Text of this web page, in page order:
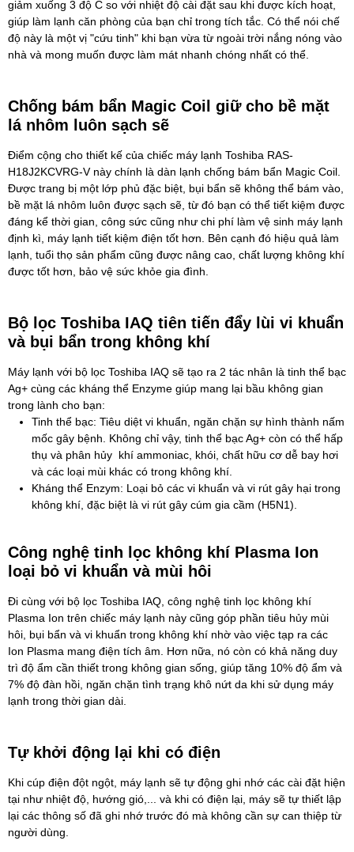
giảm xuống 3 độ C so với nhiệt độ cài đặt sau khi được kích hoạt,
giúp làm lạnh căn phòng của bạn chỉ trong tích tắc. Có thể nói chế
độ này là một vị "cứu tinh" khi bạn vừa từ ngoài trời nắng nóng vào
nhà và mong muốn được làm mát nhanh chóng nhất có thể.
Chống bám bẩn Magic Coil giữ cho bề mặt
lá nhôm luôn sạch sẽ
Điểm cộng cho thiết kế của chiếc máy lạnh Toshiba RAS-
H18J2KCVRG-V này chính là dàn lạnh chống bám bẩn Magic Coil.
Được trang bị một lớp phủ đặc biệt, bụi bẩn sẽ không thể bám vào,
bề mặt lá nhôm luôn được sạch sẽ, từ đó bạn có thể tiết kiệm được
đáng kể thời gian, công sức cũng như chi phí làm vệ sinh máy lạnh
định kì, máy lạnh tiết kiệm điện tốt hơn. Bên cạnh đó hiệu quả làm
lạnh, tuổi thọ sản phẩm cũng được nâng cao, chất lượng không khí
được tốt hơn, bảo vệ sức khỏe gia đình.
Bộ lọc Toshiba IAQ tiên tiến đẩy lùi vi khuẩn
và bụi bẩn trong không khí
Máy lạnh với bộ lọc Toshiba IAQ sẽ tạo ra 2 tác nhân là tinh thể bạc
Ag+ cùng các kháng thể Enzyme giúp mang lại bầu không gian
trong lành cho bạn:
Tinh thể bạc: Tiêu diệt vi khuẩn, ngăn chặn sự hình thành nấm
mốc gây bệnh. Không chỉ vậy, tinh thể bạc Ag+ còn có thể hấp
thụ và phân hủy khí ammoniac, khói, chất hữu cơ dễ bay hơi
và các loại mùi khác có trong không khí.
Kháng thể Enzym: Loại bỏ các vi khuẩn và vi rút gây hại trong
không khí, đặc biệt là vi rút gây cúm gia cầm (H5N1).
Công nghệ tinh lọc không khí Plasma Ion
loại bỏ vi khuẩn và mùi hôi
Đi cùng với bộ lọc Toshiba IAQ, công nghệ tinh lọc không khí
Plasma Ion trên chiếc máy lạnh này cũng góp phần tiêu hủy mùi
hôi, bụi bẩn và vi khuẩn trong không khí nhờ vào việc tạp ra các
Ion Plasma mang điện tích âm. Hơn nữa, nó còn có khả năng duy
trì độ ẩm cần thiết trong không gian sống, giúp tăng 10% độ ẩm và
7% độ đàn hồi, ngăn chặn tình trạng khô nứt da khi sử dụng máy
lạnh trong thời gian dài.
Tự khởi động lại khi có điện
Khi cúp điện đột ngột, máy lạnh sẽ tự động ghi nhớ các cài đặt hiện
tại như nhiệt độ, hướng gió,... và khi có điện lại, máy sẽ tự thiết lập
lại các thông số đã ghi nhớ trước đó mà không cần sự can thiệp từ
người dùng.